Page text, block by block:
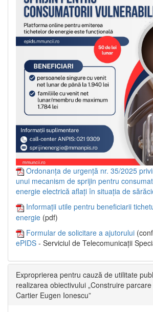
Ordonanța de urgență nr. 35/2025
unui mecanism de sprijin pentru
energie electrică aflați în situația de
Informații utile pentru beneficiarii
energie (pdf)
Formular de solicitare a ajutorului
ePIDS - Serviciul de Telecomunicații
Exproprierea pentru cauză de utilitate
realizarea obiectivului „Construire
Cartier Eugen Ionescu”